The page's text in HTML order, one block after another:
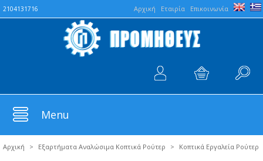
Aρχική Εταιρία Επικοινωνία
2104131716
Menu
Αρχική > Εξαρτήματα Αναλώσιμα Κοπτικά Ρούτερ > Κοπτικά Εργαλεία Ρούτερ